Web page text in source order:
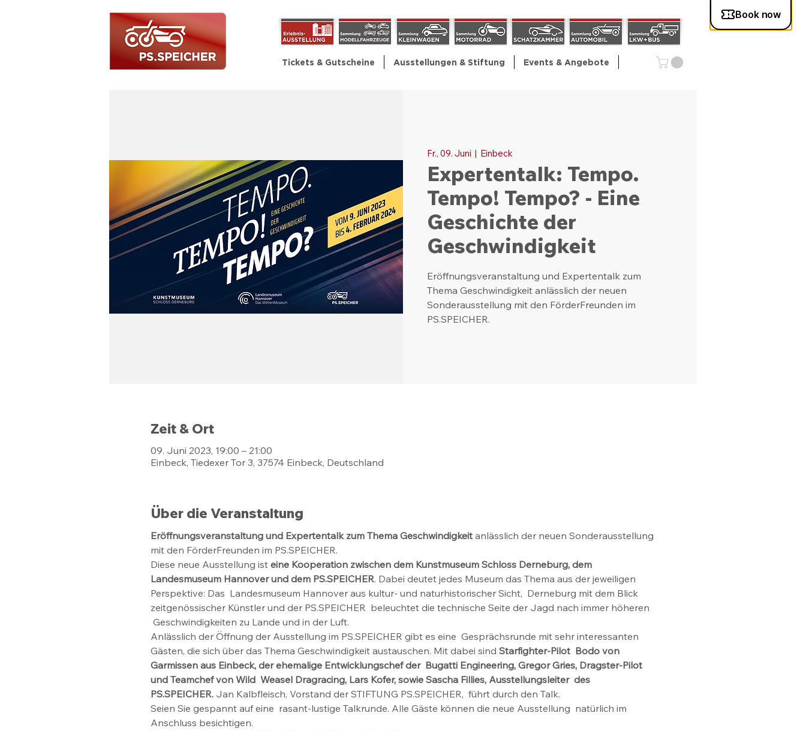
Tickets & Gutscheine Ausstellungen & Stiftung Events & Angebote
Fr., 09. Juni
  |
Einbeck
Expertentalk: Tempo.
Tempo! Tempo? - Eine
Geschichte der
Geschwindigkeit
Eröffnungsveranstaltung und Expertentalk zum
Thema Geschwindigkeit anlässlich der neuen
Sonderausstellung mit den FörderFreunden im
PS.SPEICHER.
Zeit & Ort
09. Juni 2023, 19:00 – 21:00
Einbeck, Tiedexer Tor 3, 37574 Einbeck, Deutschland
Über die Veranstaltung
Eröffnungsveranstaltung und Expertentalk zum Thema Geschwindigkeit anlässlich der neuen Sonderausstellung
mit den FörderFreunden im PS.SPEICHER.
Diese neue Ausstellung ist eine Kooperation zwischen dem Kunstmuseum Schloss Derneburg, dem
Landesmuseum Hannover und dem PS.SPEICHER. Dabei deutet jedes Museum das Thema aus der jeweiligen
Perspektive: Das  Landesmuseum Hannover aus kultur- und naturhistorischer Sicht,  Derneburg mit dem Blick
zeitgenössischer Künstler und der PS.SPEICHER  beleuchtet die technische Seite der Jagd nach immer höheren
Geschwindigkeiten zu Lande und in der Luft.
Anlässlich der Öffnung der Ausstellung im PS.SPEICHER gibt es eine  Gesprächsrunde mit sehr interessanten
Gästen, die sich über das Thema Geschwindigkeit austauschen. Mit dabei sind Starfighter-Pilot  Bodo von
Garmissen aus Einbeck, der ehemalige Entwicklungschef der  Bugatti Engineering, Gregor Gries, Dragster-Pilot
und Teamchef von Wild  Weasel Dragracing, Lars Kofer, sowie Sascha Fillies, Ausstellungsleiter  des
PS.SPEICHER. Jan Kalbfleisch, Vorstand der STIFTUNG PS.SPEICHER,  führt durch den Talk.
Seien Sie gespannt auf eine  rasant-lustige Talkrunde. Alle Gäste können die neue Ausstellung  natürlich im
Anschluss besichtigen.